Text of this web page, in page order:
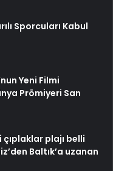
Sporcuları Kabul
Yeni Filmi
Prömiyeri San
çıplaklar plajı belli
Baltık’a uzanan